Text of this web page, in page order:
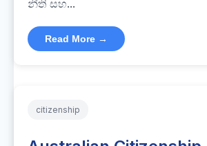
නීති සහ...
Read More →
citizenship